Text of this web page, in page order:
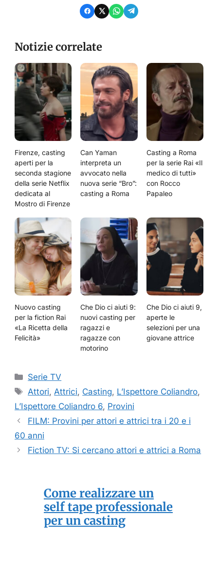
Notizie correlate
Firenze, casting
aperti per la
seconda stagione
della serie Netflix
dedicata al
Mostro di Firenze
Can Yaman
interpreta un
avvocato nella
nuova serie “Bro”:
casting a Roma
Casting a Roma
per la serie Rai «Il
medico di tutti»
con Rocco
Papaleo
Nuovo casting
per la fiction Rai
«La Ricetta della
Felicità»
Che Dio ci aiuti 9:
nuovi casting per
ragazzi e
ragazze con
motorino
Che Dio ci aiuti 9,
aperte le
selezioni per una
giovane attrice
Categorie
Serie TV
Tag
Attori, Attrici, Casting, L’Ispettore Coliandro,
L’Ispettore Coliandro 6, Provini
FILM: Provini per attori e attrici tra i 20 e i
60 anni
Fiction TV: Si cercano attori e attrici a Roma
Come realizzare un
self tape professionale
per un casting